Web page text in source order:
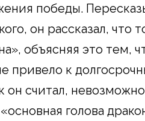
победы.
он рассказал, что
объясняя это тем,
привело к
он считал,
голова